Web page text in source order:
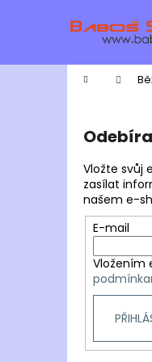
Domů
Vložte svůj
zasílat
našem e-
E-mail
Vložením
í
do
do